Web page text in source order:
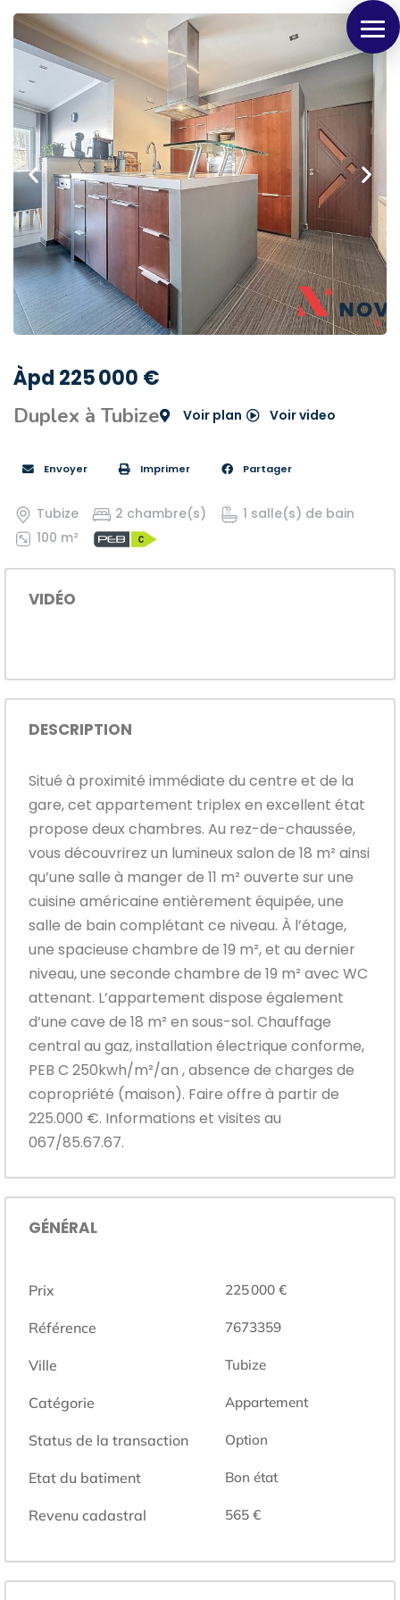
Panneau de gestion des cookies
Àpd 225 000 €
Duplex à Tubize Voir plan Voir video
Envoyer Imprimer Partager
Tubize 2 chambre(s)
1 salle(s) de bain
100 m²
VIDÉO
DESCRIPTION
Situé à proximité immédiate du centre et de la
gare, cet appartement triplex en excellent état
propose deux chambres. Au rez-de-chaussée,
vous découvrirez un lumineux salon de 18 m² ainsi
qu’une salle à manger de 11 m² ouverte sur une
cuisine américaine entièrement équipée, une
salle de bain complétant ce niveau. À l’étage,
une spacieuse chambre de 19 m², et au dernier
niveau, une seconde chambre de 19 m² avec WC
attenant. L’appartement dispose également
d’une cave de 18 m² en sous-sol. Chauffage
central au gaz, installation électrique conforme,
PEB C 250kwh/m²/an , absence de charges de
copropriété (maison). Faire offre à partir de
225.000 €. Informations et visites au
067/85.67.67.
GÉNÉRAL
Prix 225 000 €
Référence 7673359
Ville Tubize
Catégorie Appartement
Status de la transaction Option
Etat du batiment Bon état
Revenu cadastral 565 €